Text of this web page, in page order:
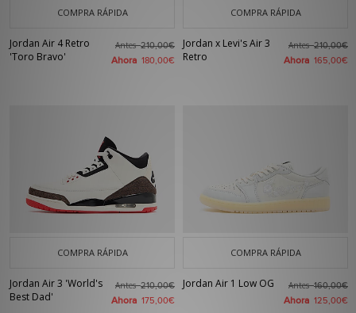
COMPRA RÁPIDA
Jordan Air 4 Retro
'Toro Bravo'
Antes210,00€
Ahora 180,00€
COMPRA RÁPIDA
Jordan x Levi's Air 3
Retro
Antes210,00€
Ahora 165,00€
COMPRA RÁPIDA
Jordan Air 3 'World's
Best Dad'
Antes210,00€
Ahora 175,00€
COMPRA RÁPIDA
Jordan Air 1 Low OG Antes160,00€
Ahora 125,00€